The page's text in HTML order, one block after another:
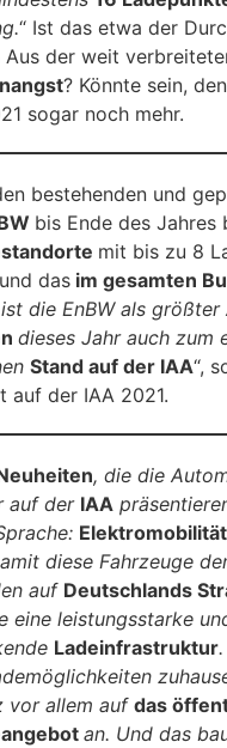
“ Ist das etwa der
Aus der weit
? Könnte sein,
sogar noch mehr.
bestehenden und
bis Ende des
mit bis zu 8
das im gesamten
die EnBW als
dieses Jahr auch zum
Stand auf der IAA“,
auf der IAA 2021.
, die die
auf der IAA
Elektromobilität
diese Fahrzeuge
auf Deutschlands
eine leistungsstarke
Ladeinfrastruktur
vor allem auf das
an. Und das